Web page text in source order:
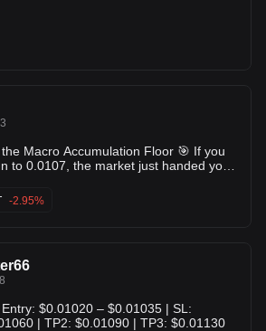
to 0.0107, the market just handed you
tightly at 0.00925 right above
low of 0.00912. The selling pressure
coming sessions before an explosive
-2.95%
| TP2: $0.01090 | TP3: $0.01130